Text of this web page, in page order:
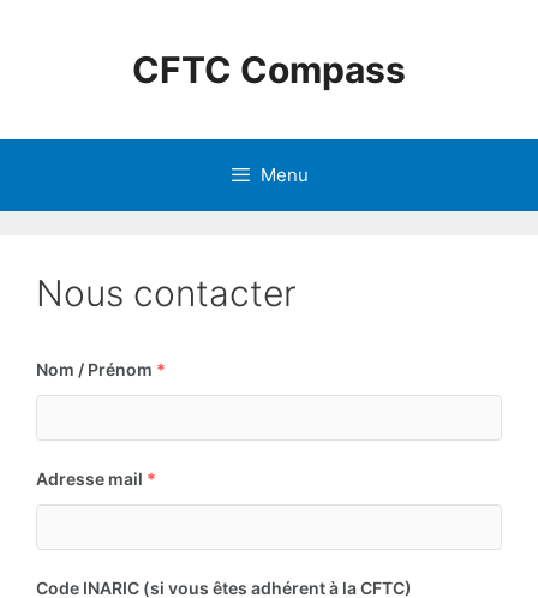
CFTC Compass
Menu
Nous contacter
Nom / Prénom *
Adresse mail *
Code INARIC (si vous êtes adhérent à la CFTC)